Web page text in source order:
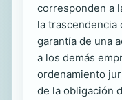
corresponden a
la trascendencia
garantía de una
a los demás
ordenamiento
de la obligación